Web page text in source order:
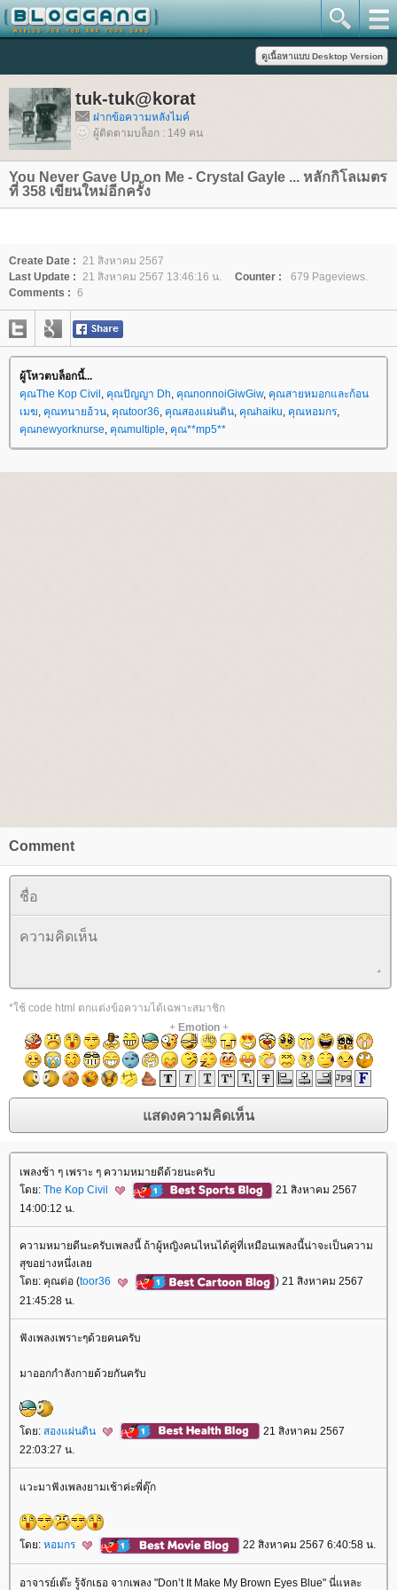
tuk-tuk@korat
ฝากข้อความหลังไมค์
ผู้ติดตามบล็อก : 149 คน
You Never Gave Up on Me - Crystal Gayle ... หลักกิโลเมตร
ที่ 358 เขียนใหม่อีกครั้ง
Create Date : 21 สิงหาคม 2567
Last Update : 21 สิงหาคม 2567 13:46:16 น. Counter :
679 Pageviews.
Comments : 6
ผู้โหวตบล็อกนี้...
คุณThe Kop Civil , คุณปัญญา Dh, คุณnonnoiGiwGiw, คุณสายหมอกและก้อน
เมฆ, คุณทนายอ้วน, คุณtoor36, คุณสองแผ่นดิน, คุณhaiku, คุณหอมกร,
คุณnewyorknurse, คุณmultiple, คุณ**mp5**
Comment
*ใช้ code html ตกแต่งข้อความได้เฉพาะสมาชิก
+ Emotion+
เพลงช้า ๆ เพราะ ๆ ความหมายดีด้วยนะครับ
ดย: The Kop Civil
21 สิงหาคม 2567
14:00:12 น.
ความหมายดีนะครับเพลงนี้ ถ้าผู้หญิงคนไหนได้คู่ที่เหมือนเพลงนี้น่าจะเป็นความ
สุขอย่างหนึ่งเล
ดย: คุณต่อ (toor36
) 21 สิงหาคม 2567
21:45:28 น.
ฟังเพลงเพราะๆด้วยคนครับ
มาออกกำลังกายด้วยกันครับ
ดย: สองแผ่นดิน
21 สิงหาคม 2567
22:03:27 น.
วะมาฟังเพลงยามเช้าค่ะพี่ตุ๊ก
ดย: หอมกร 22 สิงหาคม 2567 6:40:58 น.
อาจารย์เต๊ะ รู้จักเธอ จากเพลง "Don’t It Make My Brown Eyes Blue" นี่แหละ